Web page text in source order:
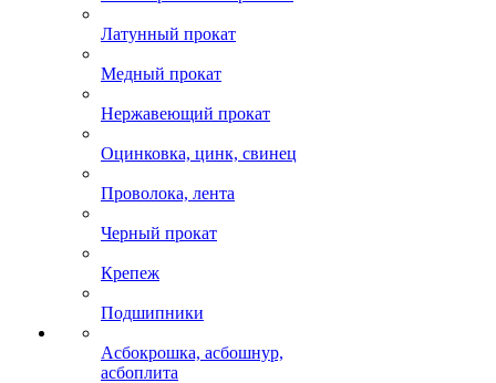
Латунный прокат
Медный прокат
Нержавеющий прокат
Оцинковка, цинк, свинец
Проволока, лента
Черный прокат
Крепеж
Подшипники
Асбокрошка, асбошнур,
асбоплита